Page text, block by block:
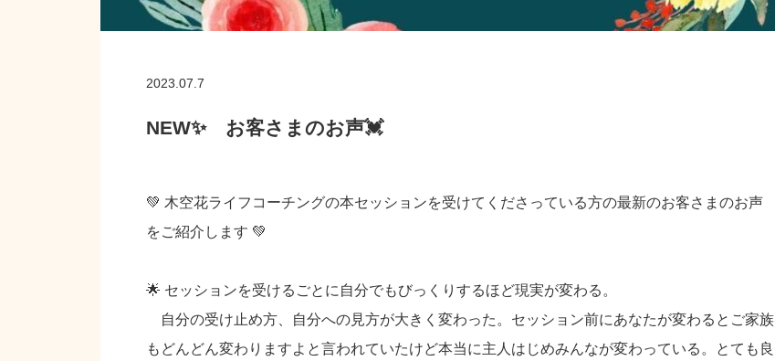
2023.07.7
NEW✨ お客さまのお声💓
💚 木空花ライフコーチングの本セッションを受けてくださっている方の最新のお客さまのお声
をご紹介します 💚
🌟 セッションを受けるごとに自分でもびっくりするほど現実が変わる。
自分の受け止め方、自分への見方が大きく変わった。セッション前にあなたが変わるとご家族
もどんどん変わりますよと言われていたけど本当に主人はじめみんなが変わっている。とても良